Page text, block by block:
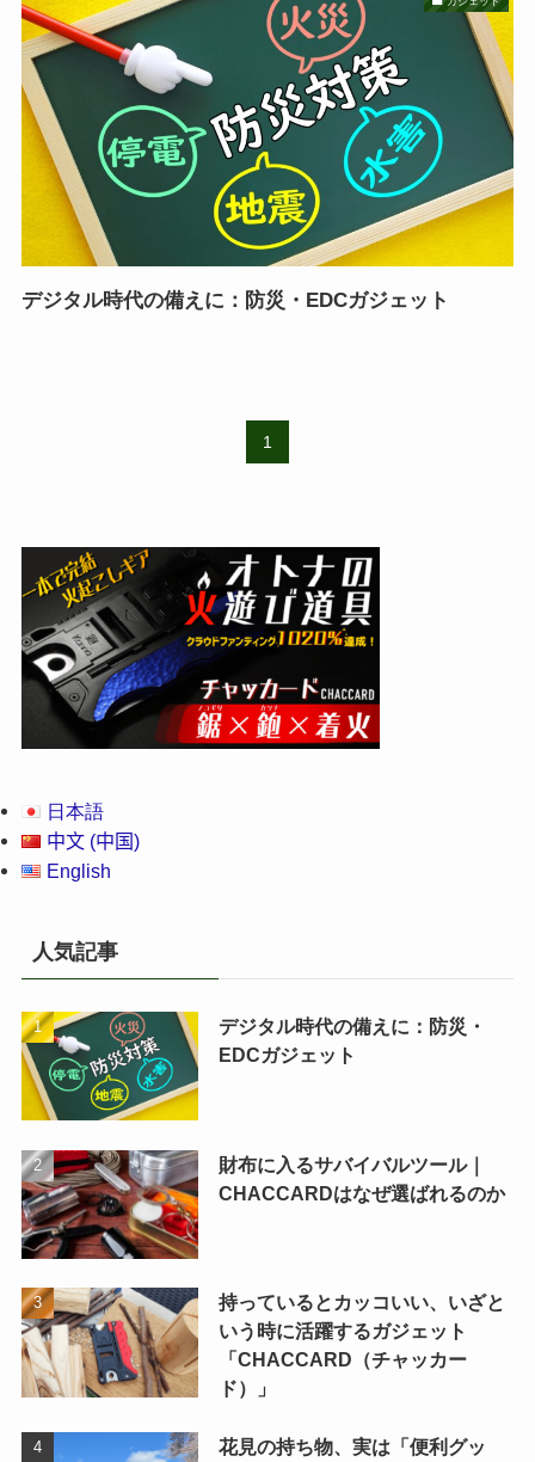
デジタル時代の備えに：防災・EDCガジェット
1
日本語
中文 (中国)
English
人気記事
デジタル時代の備えに：防災・
EDCガジェット
財布に入るサバイバルツール｜
CHACCARDはなぜ選ばれるのか
持っているとカッコいい、いざと
いう時に活躍するガジェット
「CHACCARD（チャッカー
ド）」
花見の持ち物、実は「便利グッ